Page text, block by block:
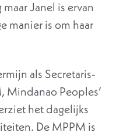
Janel is ervan
manier is om haar
als Secretaris-
Mindanao Peoples’
het dagelijks
De MPPM is